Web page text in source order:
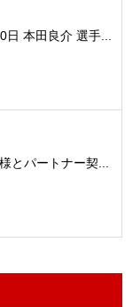
日 本田良介 選手...
とパートナー契...